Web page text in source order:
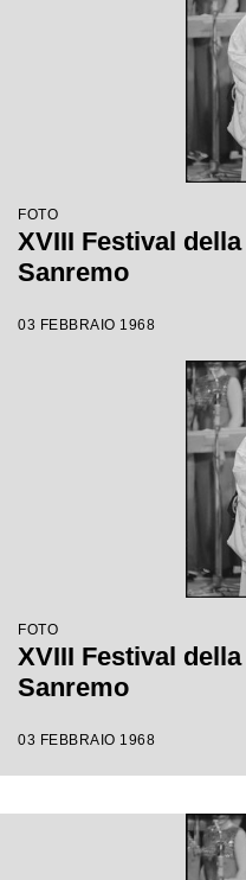
FOTO
XVIII Festival
Sanremo
03 FEBBRAIO 1968
FOTO
XVIII Festival
Sanremo
03 FEBBRAIO 1968